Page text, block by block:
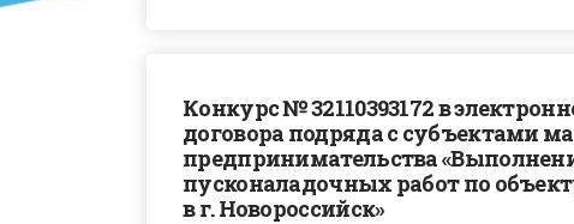
Конкурс № 32110393172 в
договора подряда с субъектами
предпринимательства
пусконаладочных работ по
в г. Новороссийск»